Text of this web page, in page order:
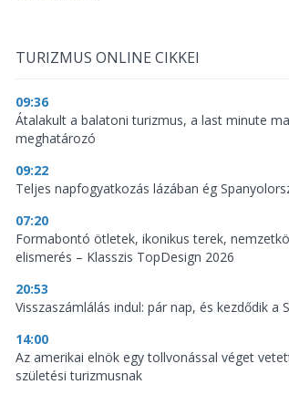
TURIZMUS ONLINE CIKKEI
09:36
Átalakult a balatoni turizmus, a last minute
meghatározó
09:22
Teljes napfogyatkozás lázában ég
07:20
Formabontó ötletek, ikonikus terek,
elismerés – Klasszis TopDesign 2026
20:53
Visszaszámlálás indul: pár nap, és kezdődik a
14:00
Az amerikai elnök egy tollvonással véget
születési turizmusnak